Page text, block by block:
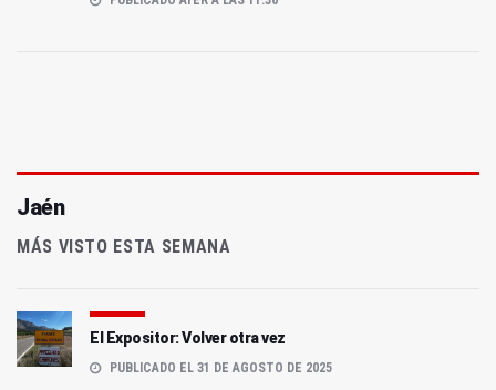
Jaén
MÁS VISTO ESTA SEMANA
El Expositor: Volver otra vez
PUBLICADO EL 31 DE AGOSTO DE 2025